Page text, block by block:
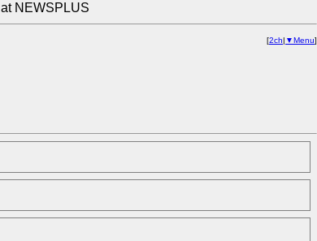
at NEWSPLUS
[2ch| ▼Menu]